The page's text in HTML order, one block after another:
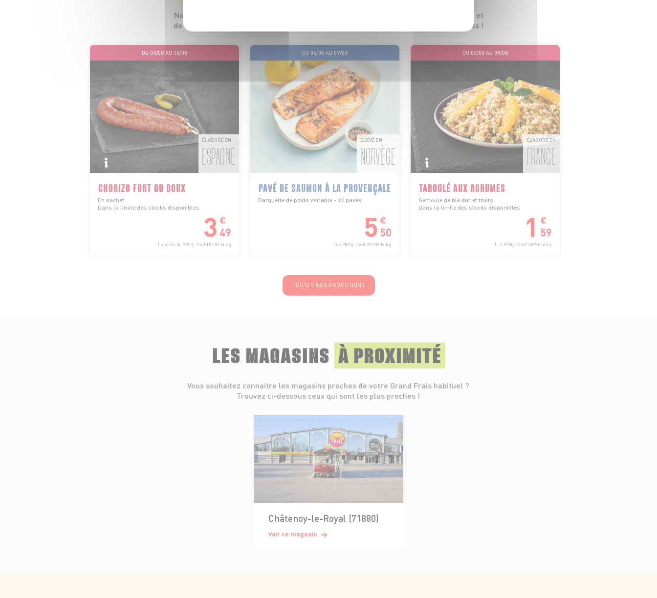
Nos 5 professionnels sont là pour vous conseiller et vous faire profiter de leurs prix et
de leurs promotions tous les jours. On vous promet qu’il y en aura pour tous les goûts !
DU 04/08 AU 16/08
ÉLABORÉ EN
ESPAGNE
CHORIZO FORT OU DOUX
En sachet
Dans la limite des stocks disponibles
3 €
49
La pièce de 225g - Soit 15€51 le kg
DU 04/08 AU 09/08
ÉLEVÉ EN
NORVÈGE
PAVÉ DE SAUMON À LA PROVENÇALE
Barquette de poids variable - x2 pavés
5 €
50
Les 250 g - Soit 21€99 le kg
DU 04/08 AU 09/08
ÉLABORÉ EN
FRANCE
TABOULÉ AUX AGRUMES
Semoule de blé dur et fruits
Dans la limite des stocks disponibles
1 €
59
Les 100g - Soit 15€90 le kg
TOUTES NOS PROMOTIONS
LES MAGASINS À PROXIMITÉ
Vous souhaitez connaitre les magasins proches de votre Grand Frais habituel ?
Trouvez ci-dessous ceux qui sont les plus proches !
Châtenoy-le-Royal (71880)
Voir ce magasin